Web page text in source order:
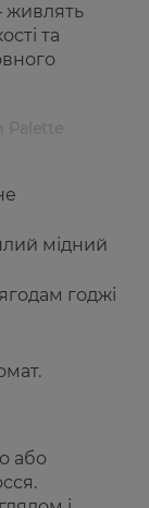
живлять
та
мідний
годжі
або